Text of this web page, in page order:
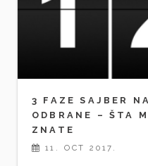
3 FAZE SAJBER
ODBRANE – ŠTA
ZNATE
11. OCT 2017.